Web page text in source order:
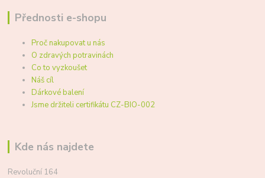
Přednosti e-shopu
Proč nakupovat u nás
O zdravých potravinách
Co to vyzkoušet
Náš cíl
Dárkové balení
Jsme držiteli certifikátu CZ-BIO-002
Kde nás najdete
Revoluční 164